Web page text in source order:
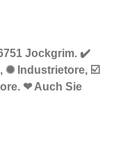
Jockgrim. ✔️
✺ Industrietore, ☑️
❤ Auch Sie